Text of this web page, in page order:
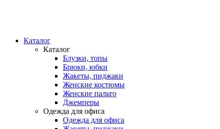
Каталог
Каталог
Блузки, топы
Брюки, юбки
Жакеты, пиджаки
Женские костюмы
Женские пальто
Джемперы
Одежда для офиса
Одежда для офиса